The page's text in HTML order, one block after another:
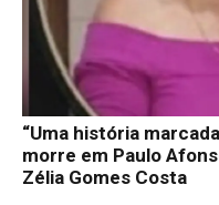
“Uma história
morre em Paulo
Zélia Gomes Costa